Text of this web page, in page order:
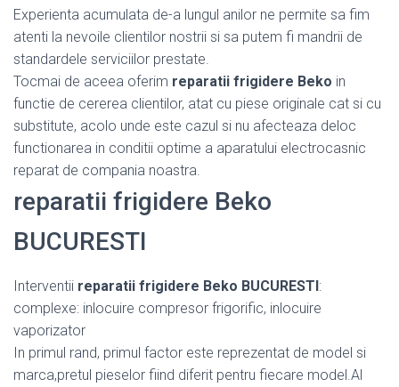
Experienta acumulata de-a lungul anilor ne permite sa fim
atenti la nevoile clientilor nostrii si sa putem fi mandrii de
standardele serviciilor prestate.
Tocmai de aceea oferim reparatii frigidere Beko in
functie de cererea clientilor, atat cu piese originale cat si cu
substitute, acolo unde este cazul si nu afecteaza deloc
functionarea in conditii optime a aparatului electrocasnic
reparat de compania noastra.
reparatii frigidere Beko
BUCURESTI
Interventii reparatii frigidere Beko BUCURESTI:
complexe: inlocuire compresor frigorific, inlocuire
vaporizator
In primul rand, primul factor este reprezentat de model si
marca,pretul pieselor fiind diferit pentru fiecare model.Al